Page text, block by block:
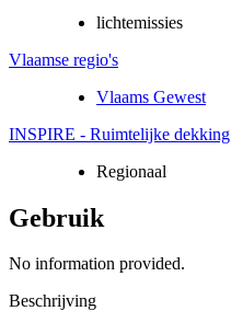
lichtemissies
Vlaamse regio's
Vlaams Gewest
INSPIRE - Ruimtelijke dekking
Regionaal
Gebruik
No information provided.
Beschrijving